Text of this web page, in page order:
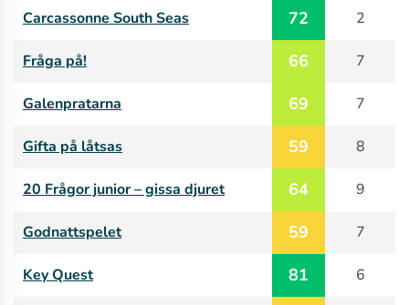
Carcassonne South Seas 72 2
Fråga på! 66 7
Galenpratarna 69 7
Gifta på låtsas 59 8
20 Frågor junior – gissa djuret 64 9
Godnattspelet 59 7
Key Quest 81 6